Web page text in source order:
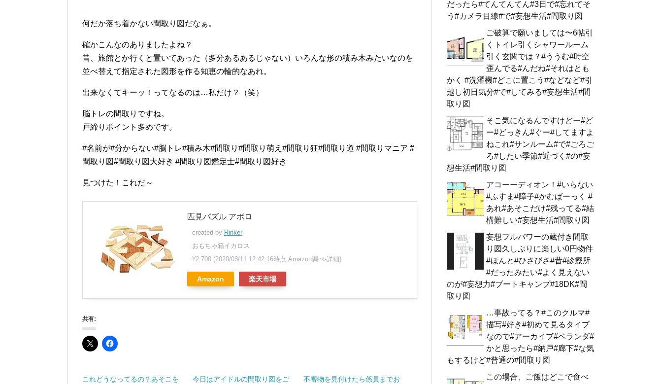
何だか落ち着かない間取り図だなぁ。
確かこんなのありましたよね？
昔、旅館とか行くと置いてあった（多分あるあるじゃない）いろんな形の積み木みたいなのを
並べ替えて指定された図形を作る知恵の輪的なあれ。
出来なくてキーッ！ってなるのは…私だけ？（笑）
脳トレの間取りですね。
戸締りポイント多めです。
#名前が#分からない#脳トレ#積み木#間取り#間取り萌え#間取り狂#間取り道 #間取りマニア #
間取り図#間取り図大好き #間取り図鑑定士#間取り図好き
見つけた！これだ～
匹見パズル アボロ
created by Rinker
おもちゃ箱イカロス
¥2,700 (2020/03/11 12:42:16時点 Amazon調べ-詳細)
Amazon 楽天市場
共有:
これどうなってるの？あそこを
今日はアイドルの間取り図をご
不審物を見付けたら係員までお
だったら#てんてんてん#3日で#忘れてそ
う#カメラ目線#で#妄想生活#間取り図
ご破算で願いましては〜6帖引
くトイレ引くシャワールーム
引く玄関では？#ううむ#時空
歪んでる#んだね#それはとも
かく #洗濯機#どこに置こう#などなど#引
越し初日気分#で#してみる#妄想生活#間
取り図
そこ気になるんですけどー#ど
ー#どっきん#ぐー#してますよ
ねこれ#サンルーム#で#ごろご
ろ#したい季節#近づく#の#妄
想生活#間取り図
アコーーディオン！#いらない
#ふすま#障子#かむばーっく #
あれ#あそこだけ#残ってる#結
構難しい#妄想生活#間取り図
妄想フルパワーの蔵付き間取
り図久しぶりに楽しい0円物件
#ほんと#ひさびさ#昔#診療所
#だったみたい#よく見えない
のが#妄想力#ブートキャンプ#18DK#間
取り図
…事故ってる？#このクルマ#
描写#好き#初めて見るタイプ
なので#アーカイブ#ベランダ#
かと思ったら#納戸#廊下#な気
もするけど#普通の#間取り図
この場合、ご飯はどこで食べ